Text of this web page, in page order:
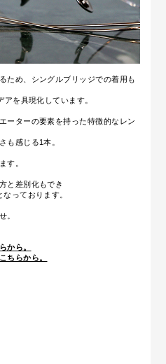
ため、シングルブリッジでの着用も
を具現化しています。
ーターの要素を持った特徴的なレン
も感じる1本。
す。
と差別化もでき
っております。
。
から。
ちらから。